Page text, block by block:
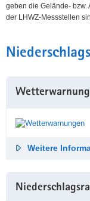
geben die Gelände-
der LHWZ-Mess­stellen
Weitere